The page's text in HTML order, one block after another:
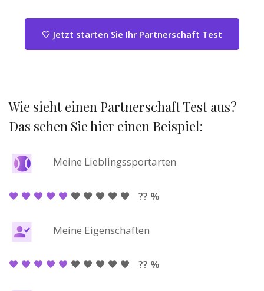
Jetzt starten Sie Ihr Partnerschaft Test
Wie sieht einen Partnerschaft Test aus?
Das sehen Sie hier einen Beispiel:
Meine Lieblingssportarten
?? %
Meine Eigenschaften
?? %